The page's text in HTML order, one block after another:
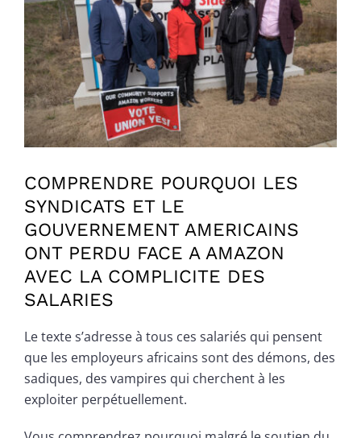
COMPRENDRE POURQUOI LES
SYNDICATS ET LE
GOUVERNEMENT AMERICAINS
ONT PERDU FACE A AMAZON
AVEC LA COMPLICITE DES
SALARIES
Le texte s’adresse à tous ces salariés qui pensent
que les employeurs africains sont des démons, des
sadiques, des vampires qui cherchent à les
exploiter perpétuellement.